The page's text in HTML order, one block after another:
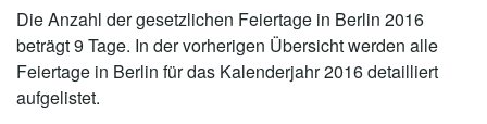
Die Anzahl der gesetzlichen Feiertage in Berlin 2016
beträgt 9 Tage. In der vorherigen Übersicht werden alle
Feiertage in Berlin für das Kalenderjahr 2016 detailliert
aufgelistet.